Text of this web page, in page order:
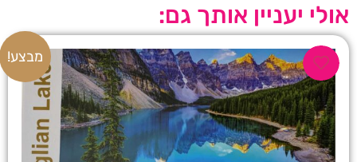
אולי יעניין אותך גם:
מבצע!